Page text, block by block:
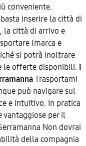
conveniente.
inserire la città di
la città di arrivo e
(marca e
si potrà inoltrare
le offerte disponibili. I
Trasportami
può navigare sul
e intuitivo. In pratica
per il
Non dovrai
della compagnia